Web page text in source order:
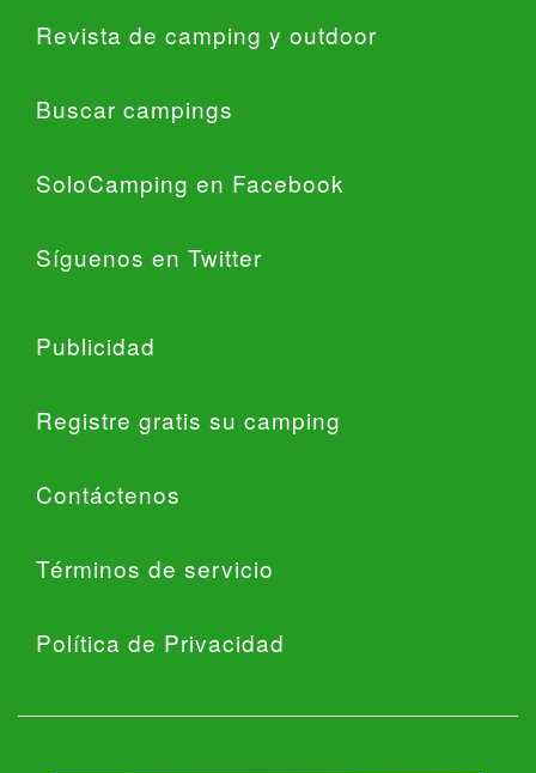
Revista de camping y outdoor
Buscar campings
SoloCamping en Facebook
Síguenos en Twitter
Publicidad
Registre gratis su camping
Contáctenos
Términos de servicio
Política de Privacidad